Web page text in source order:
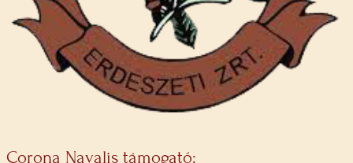
Corona Navalis támogató: